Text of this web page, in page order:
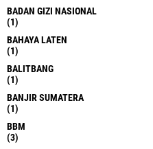
BADAN GIZI NASIONAL
(1)
BAHAYA LATEN
(1)
BALITBANG
(1)
BANJIR SUMATERA
(1)
BBM
(3)